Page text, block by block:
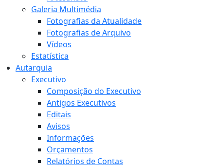
Galeria Multimédia
Fotografias da Atualidade
Fotografias de Arquivo
Vídeos
Estatística
Autarquia
Executivo
Composição do Executivo
Antigos Executivos
Editais
Avisos
Informações
Orçamentos
Relatórios de Contas